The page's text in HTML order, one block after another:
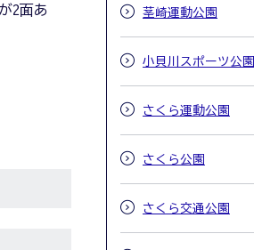
2面あ
茎崎運動公園
小貝川スポーツ公園
さくら運動公園
さくら公園
さくら交通公園